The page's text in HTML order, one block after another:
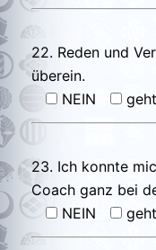
22. Reden und
überein.
NEIN
23. Ich konnte
Coach ganz bei
NEIN